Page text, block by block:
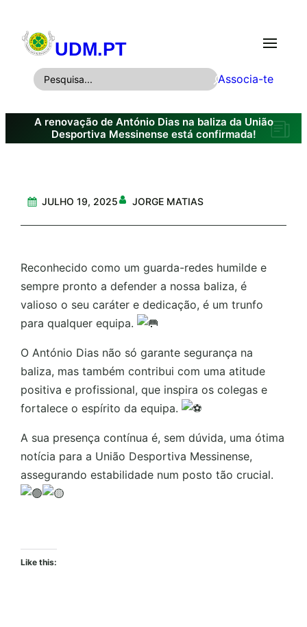
para
conteúdo
UDM.PT
P
s
a
r
Associa-te
A renovação de António Dias na baliza da União
Desportiva Messinense está confirmada!
JULHO 19, 2025 JORGE MATIAS
Reconhecido como um guarda-redes humilde e
sempre pronto a defender a nossa baliza, é
valioso o seu caráter e dedicação, é um trunfo
para qualquer equipa.
O António Dias não só garante segurança na
baliza, mas também contribui com uma atitude
positiva e profissional, que inspira os colegas e
fortalece o espírito da equipa.
A sua presença contínua é, sem dúvida, uma ótima
notícia para a União Desportiva Messinense,
assegurando estabilidade num posto tão crucial.
Like this: